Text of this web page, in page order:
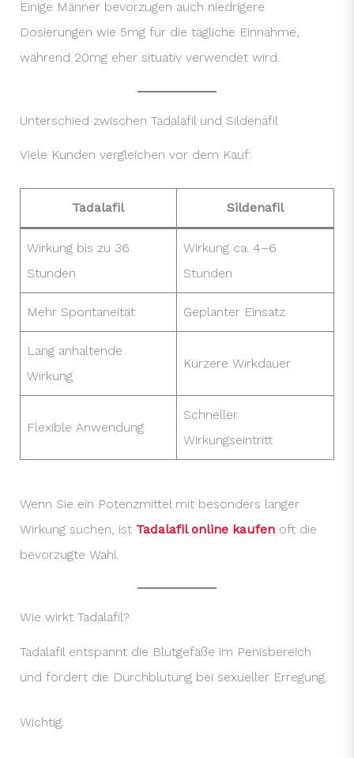
Einige Männer bevorzugen auch niedrigere
Dosierungen wie 5mg für die tägliche Einnahme,
während 20mg eher situativ verwendet wird.
Unterschied zwischen Tadalafil und Sildenafil
Viele Kunden vergleichen vor dem Kauf:
Tadalafil Sildenafil
Wirkung bis zu 36
Stunden
Wirkung ca. 4–6
Stunden
Mehr Spontaneität Geplanter Einsatz
Lang anhaltende
Wirkung
Kürzere Wirkdauer
Flexible Anwendung
Schneller
Wirkungseintritt
Wenn Sie ein Potenzmittel mit besonders langer
Wirkung suchen, ist Tadalafil online kaufenoft die
bevorzugte Wahl.
Wie wirkt Tadalafil?
Tadalafil entspannt die Blutgefäße im Penisbereich
und fördert die Durchblutung bei sexueller Erregung.
Wichtig: